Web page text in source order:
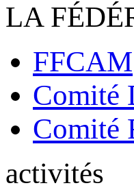
LA
FFCAM
Comité
Comité
activités